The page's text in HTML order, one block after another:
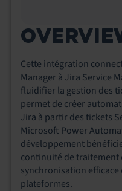
Cette intégration
Manager à Jira Service
fluidifier la gestion des
permet de créer
Jira à partir des tickets
Microsoft Power
développement
continuité de traitement
synchronisation efficace
plateformes.